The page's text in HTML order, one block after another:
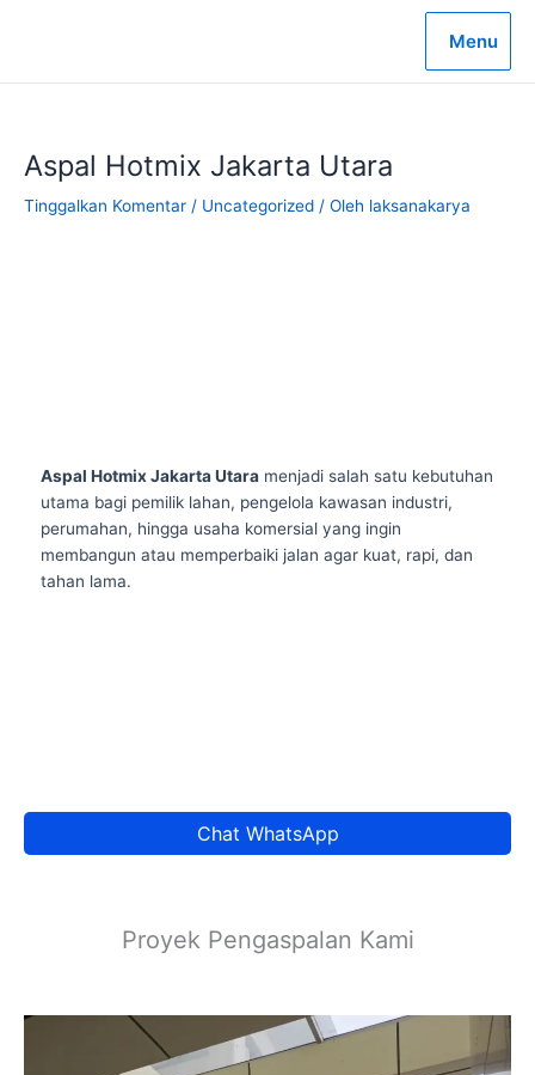
Menu
Aspal Hotmix Jakarta Utara
Tinggalkan Komentar / Uncategorized / Oleh laksanakarya
Aspal Hotmix Jakarta Utaramenjadi salah satu kebutuhan
utama bagi pemilik lahan, pengelola kawasan industri,
perumahan, hingga usaha komersial yang ingin
membangun atau memperbaiki jalan agar kuat, rapi, dan
tahan lama.
Chat WhatsApp
Proyek Pengaspalan Kami